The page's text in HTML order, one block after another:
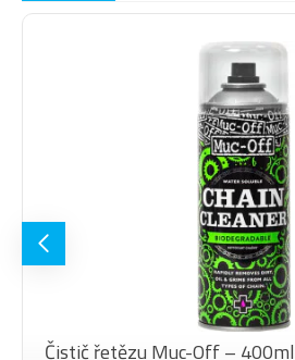
Čistič řetězu Muc-Off – 400ml